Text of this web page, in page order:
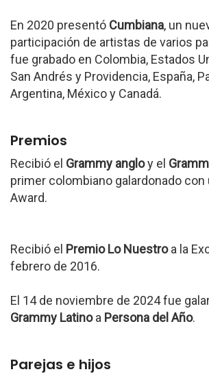
En 2020 presentó Cumbiana, un
participación de artistas de varios
fue grabado en Colombia, Estados
San Andrés y Providencia, España,
Argentina, México y Canadá.
Premios
Recibió el Grammy angloy el
primer colombiano galardonado con
Award.
Recibió el Premio Lo Nuestroa la
febrero de 2016.
El 14 de noviembre de 2024 fue
Grammy Latinoa Persona del Año.
Parejas e hijos